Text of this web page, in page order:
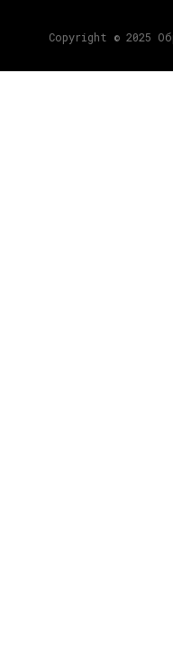
Copyright © 2025